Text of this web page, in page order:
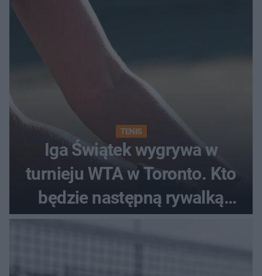
TENIS
Iga Świątek wygrywa w
turnieju WTA w Toronto. Kto
będzie następną rywalką